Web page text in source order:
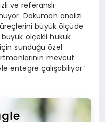
ve referanslı
Doküman analizi
büyük ölçüde
büyük ölçekli hukuk
sunduğu özel
mevcut
entegre çalışabiliyor”